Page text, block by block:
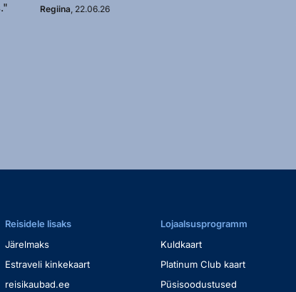
Regiina, 22.06.26
Reisidele lisaks
Järelmaks
Estraveli kinkekaart
reisikaubad.ee
Lojaalsusprogramm
Kuldkaart
Platinum Club kaart
Püsisoodustused